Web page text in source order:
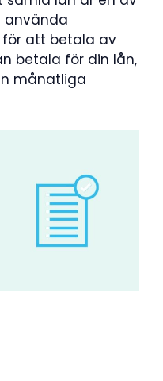
använda
att betala av
betala för din lån,
månatliga